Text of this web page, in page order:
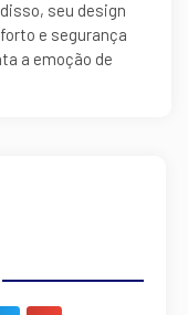
seu design
e segurança
a emoção de